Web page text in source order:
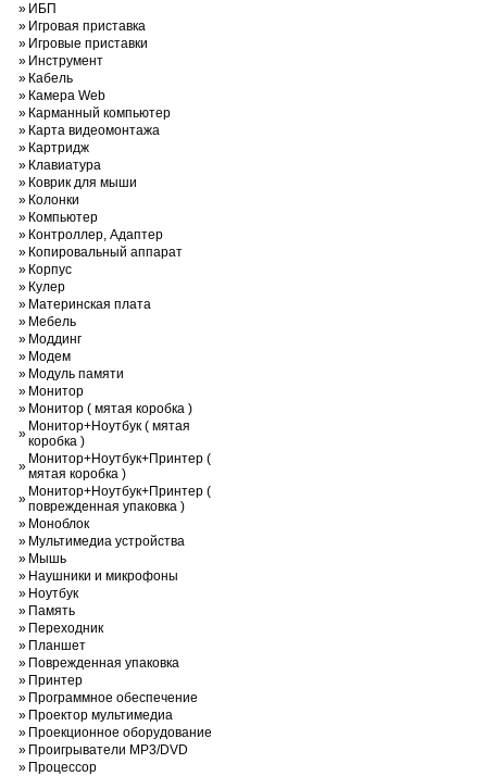
» ИБП
» Игровая приставка
» Игровые приставки
» Инструмент
» Кабель
» Камера Web
» Карманный компьютер
» Карта видеомонтажа
» Картридж
» Клавиатура
» Коврик для мыши
» Колонки
» Компьютер
» Контроллер, Адаптер
» Копировальный аппарат
» Корпус
» Кулер
» Материнская плата
» Мебель
» Моддинг
» Модем
» Модуль памяти
» Монитор
» Монитор ( мятая коробка )
» Монитор+Ноутбук ( мятая
коробка )
» Монитор+Ноутбук+Принтер (
мятая коробка )
» Монитор+Ноутбук+Принтер (
поврежденная упаковка )
» Моноблок
» Мультимедиа устройства
» Мышь
» Наушники и микрофоны
» Ноутбук
» Память
» Переходник
» Планшет
» Поврежденная упаковка
» Принтер
» Программное обеспечение
» Проектор мультимедиа
» Проекционное оборудование
» Проигрыватели MP3/DVD
» Процессор